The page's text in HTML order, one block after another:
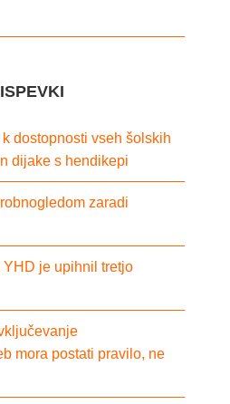
dostopnosti vseh šolskih
dijake s hendikepi
zaradi
YHD je upihnil tretjo
mora postati pravilo, ne